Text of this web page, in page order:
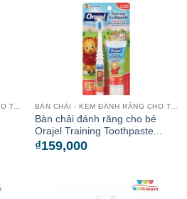
Bàn chải đánh răng cho bé
Orajel Training Toothpaste...
₫159,000